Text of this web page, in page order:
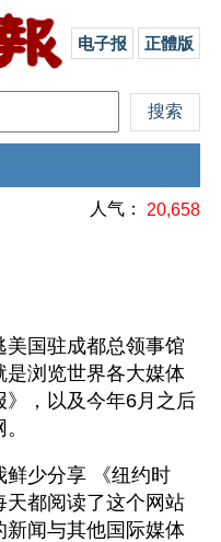
电子报 正體版
人气： 20,658
美国驻成都总领事馆
是浏览世界各大媒体
》，以及今年6月之后
鲜少分享 《纽约时
都阅读了这个网站
新闻与其他国际媒体